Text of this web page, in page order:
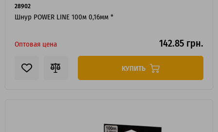
28902
Шнур POWER LINE 100м 0,16мм *
Оптовая цена 142.85 грн.
КУПИТЬ